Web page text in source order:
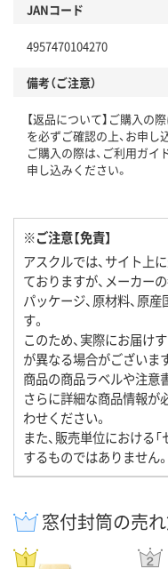
JANコード
4957470104270
備考（ご注意）
【返品について】ご購入の
を必ずご確認の上、お申し
ご購入の際は、ご利用ガイ
申し込みください。
※ご注意【免責】
アスクルでは、サイト上
ておりますが、メーカーの
パッケージ、原材料、原
す。
このため、実際にお届け
が異なる場合がございま
商品の商品ラベルや注意
さらに詳細な商品情報が
わせください。
また、販売単位における
するものではありません
窓付封筒の売